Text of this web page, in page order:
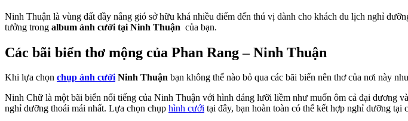
Ninh Thuận là vùng đất đầy nắng gió sở hữu khá nhiều điểm đến thú vị dành cho khách du lịch nghỉ
tưởng trong album ảnh cưới tại Ninh Thuận của bạn.
Các bãi biển thơ mộng của Phan Rang – Ninh Thuận
Khi lựa chọn chụp ảnh cướiNinh Thuận bạn không thể nào bỏ qua các bãi biển nên thơ của nơi này
Ninh Chữ là một bãi biển nổi tiếng của Ninh Thuận với hình dáng lưỡi liềm như muốn ôm cả đại dương
nghỉ dưỡng thoái mái nhất. Lựa chọn chụp hình cưới tại đây, bạn hoàn toàn có thể kết hợp nghỉ dưỡng